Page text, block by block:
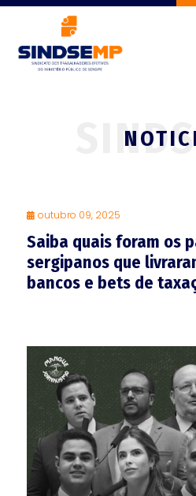
outubro 09, 2025
Saiba quais foram os
sergipanos que
bancos e bets de